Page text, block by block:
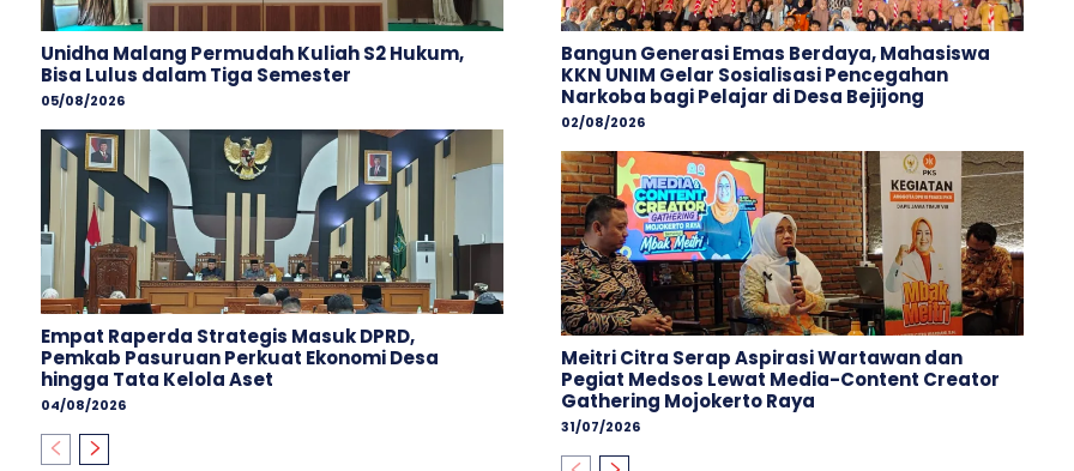
Unidha Malang Permudah Kuliah S2 Hukum,
Bisa Lulus dalam Tiga Semester
05/08/2026
Empat Raperda Strategis Masuk DPRD,
Pemkab Pasuruan Perkuat Ekonomi Desa
hingga Tata Kelola Aset
04/08/2026
Bangun Generasi Emas Berdaya, Mahasiswa
KKN UNIM Gelar Sosialisasi Pencegahan
Narkoba bagi Pelajar di Desa Bejijong
02/08/2026
Meitri Citra Serap Aspirasi Wartawan dan
Pegiat Medsos Lewat Media-Content Creator
Gathering Mojokerto Raya
31/07/2026